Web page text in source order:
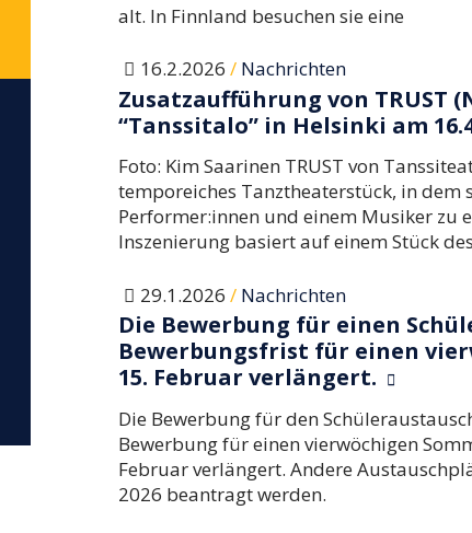
alt. In Finnland besuchen sie eine
16.2.2026/ Nachrichten
Zusatzaufführung von TRUST
“Tanssitalo” in Helsinki am
Foto: Kim Saarinen TRUST von
temporeiches Tanztheaterstück, in dem
Performer:innen und einem Musiker zu
Inszenierung basiert auf einem Stück
29.1.2026/ Nachrichten
Die Bewerbung für einen
Bewerbungsfrist für einen
15. Februar verlängert.
Die Bewerbung für den
Bewerbung für einen vierwöchigen
Februar verlängert. Andere
2026 beantragt werden.